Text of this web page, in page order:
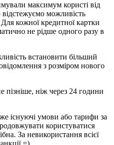
мували максимум користі від
відстежуємо можливість
Для кожної кредитної картки
атично не рідше одного разу в
ливість встановити більший
відомлення з розміром нового
е пізніше, ніж через 24 години
же існуючі умови або тарифи за
родовжувати користуватися
ібна. За невикористання всієї